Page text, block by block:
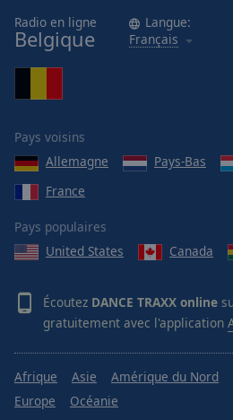
Radio en ligne
Belgique
Langue:
Français
Pays voisins
Allemagne
Pays-Bas
France
Pays populaires
United States
Canada
Écoutez DANCE TRAXX online
gratuitement avec l'application
Afrique Asie Amérique du Nord
Europe
Océanie